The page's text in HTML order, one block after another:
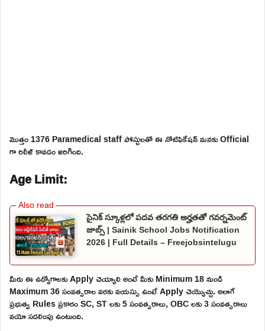
మొత్తం 1376 Paramedical staff పోస్టులతో ఈ నోటిఫికేషన్ మనకు Official
గా రిలీజ్ కావడం జరిగింది.
Age Limit:
సైనిక్ స్కూళ్లలో పదవ తరగతి అర్హతతో గవర్నమెంట్
జాబ్స్ | Sainik School Jobs Notification
2026 | Full Details – Freejobsintelugu
మీరు ఈ ఉద్యోగాలకు Apply చెయ్యాలి అంటే మీకు Minimum 18 నుండి
Maximum 36 సంవత్సరాల వరకు వయస్సు ఉంటే Apply చెయ్యొచ్చు. అలాగే
ప్రభుత్వ Rules ప్రకారం SC, ST లకు 5 సంవత్సరాలు, OBC లకు 3 సంవత్సరాలు
వయో సడలింపు ఉంటుంది.